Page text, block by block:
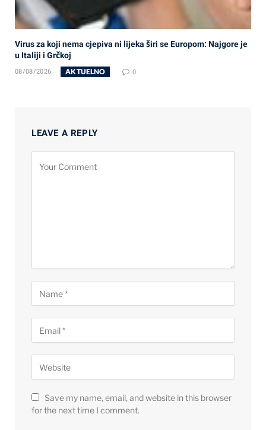
Virus za koji nema cjepiva ni lijeka širi se Europom: Najgore je
u Italiji i Grčkoj
08/08/2026 AKTUELNO 0
LEAVE A REPLY
Save my name, email, and website in this browser
for the next time I comment.